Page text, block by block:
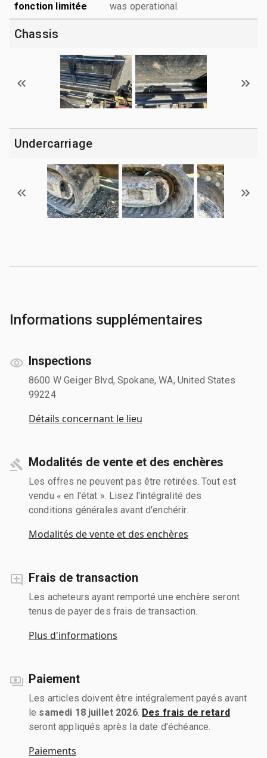
fonction limitée was operational.
Chassis
Undercarriage
Informations supplémentaires
Inspections
8600 W Geiger Blvd, Spokane, WA, United States
99224
Détails concernant le lieu
Modalités de vente et des enchères
Les offres ne peuvent pas être retirées. Tout est
vendu « en l'état ». Lisez l'intégralité des
conditions générales avant d'enchérir.
Modalités de vente et des enchères
Frais de transaction
Les acheteurs ayant remporté une enchère seront
tenus de payer des frais de transaction.
Plus d'informations
Paiement
Les articles doivent être intégralement payés avant
le samedi 18 juillet 2026. Des frais de retard
seront appliqués après la date d'échéance.
Paiements